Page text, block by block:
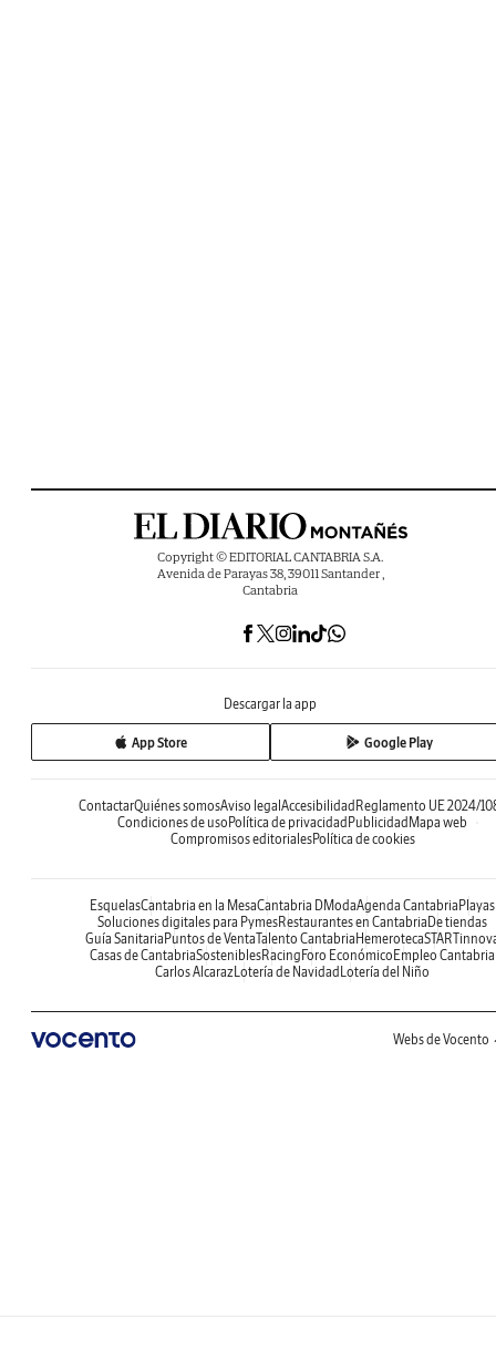
Copyright © EDITORIAL CANTABRIA S.A.
Avenida de Parayas 38, 39011 Santander ,
Cantabria
Descargar la app
App Store Google Play
ContactarQuiénes somosAviso legal Accesibilidad Reglamento UE 2024/
Condiciones de uso Política de privacidad Publicidad Mapa web
Compromisos editorialesPolítica de cookies
EsquelasCantabria en la MesaCantabria DModaAgenda Cantabria Playas
Soluciones digitales para PymesRestaurantes en Cantabria De tiendas
Guía Sanitaria Puntos de VentaTalento Cantabria Hemeroteca
Casas de CantabriaSosteniblesRacing Foro Económico Empleo Cantabria
Carlos AlcarazLotería de Navidad Lotería del Niño
Webs de Vocento